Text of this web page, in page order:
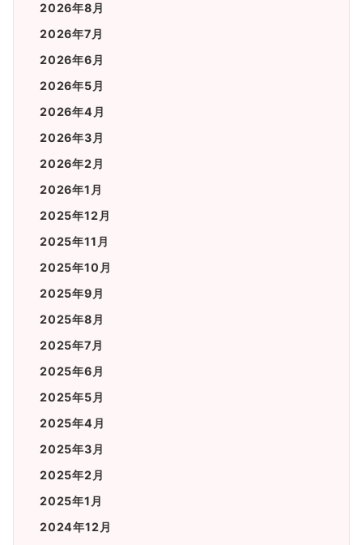
2026年8月
2026年7月
2026年6月
2026年5月
2026年4月
2026年3月
2026年2月
2026年1月
2025年12月
2025年11月
2025年10月
2025年9月
2025年8月
2025年7月
2025年6月
2025年5月
2025年4月
2025年3月
2025年2月
2025年1月
2024年12月